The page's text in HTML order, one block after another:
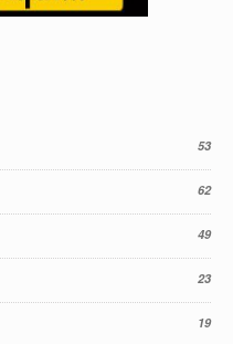
53
62
49
23
19